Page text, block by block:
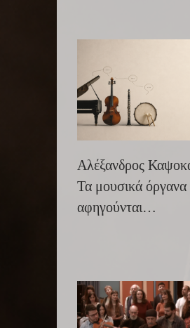
Αλέξανδρος
Τα μουσικά όργανα
αφηγούνται…